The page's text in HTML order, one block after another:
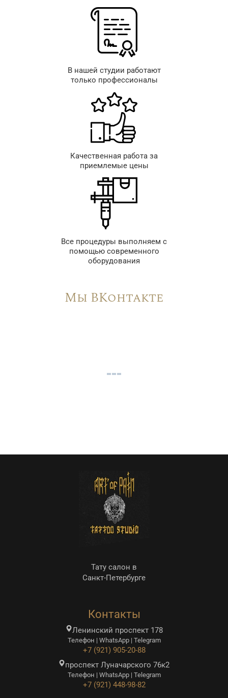
В нашей студии работают
только профессионалы
Качественная работа за
приемлемые цены
Все процедуры выполняем с
помощью современного
оборудования
Мы ВКонтакте
Тату салон в
Санкт-Петербурге
Контакты
Ленинский проспект 178
Телефон | WhatsApp | Telegram
+7 (921) 905-20-88
проспект Луначарского 76к2
Телефон | WhatsApp | Telegram
+7 (921) 448-98-82